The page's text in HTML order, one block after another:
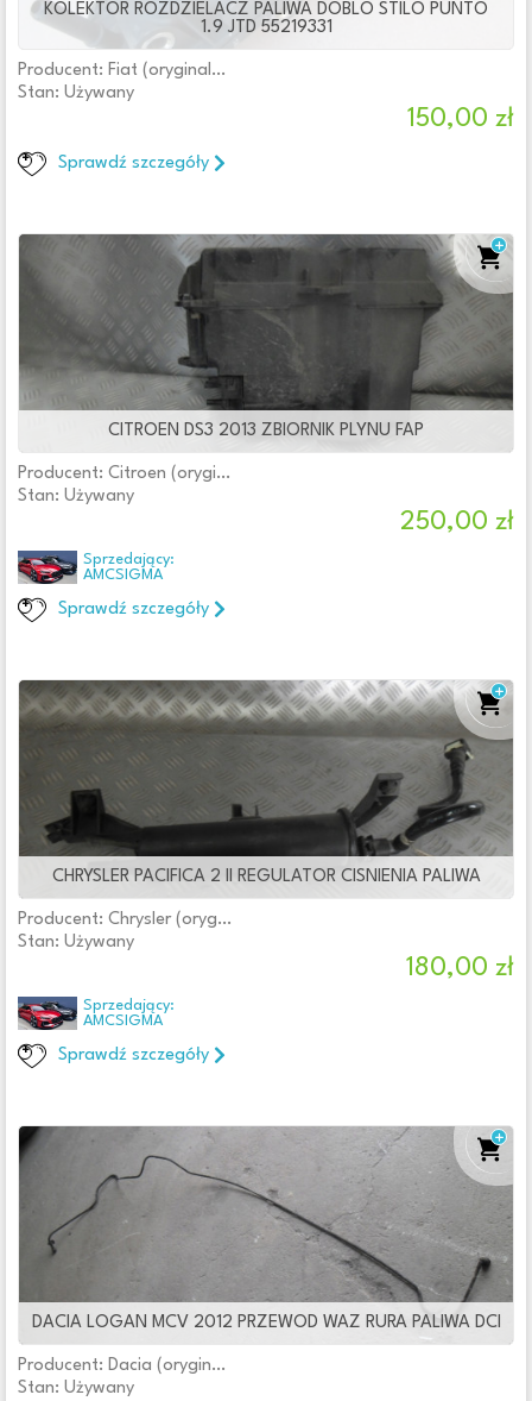
KOLEKTOR ROZDZIELACZ PALIWA DOBLO STILO PUNTO
1.9 JTD 55219331
Producent: Fiat (oryginalne OE)
Stan: Używany
150,00 zł
Sprawdź szczegóły
CITROEN DS3 2013 ZBIORNIK PLYNU FAP
Producent: Citroen (oryginalne OE)
Stan: Używany
250,00 zł
Sprzedający:
AMCSIGMA
Sprawdź szczegóły
CHRYSLER PACIFICA 2 II REGULATOR CISNIENIA PALIWA
Producent: Chrysler (oryginalne OE)
Stan: Używany
180,00 zł
Sprzedający:
AMCSIGMA
Sprawdź szczegóły
DACIA LOGAN MCV 2012 PRZEWOD WAZ RURA PALIWA DCI
Producent: Dacia (oryginalne OE)
Stan: Używany